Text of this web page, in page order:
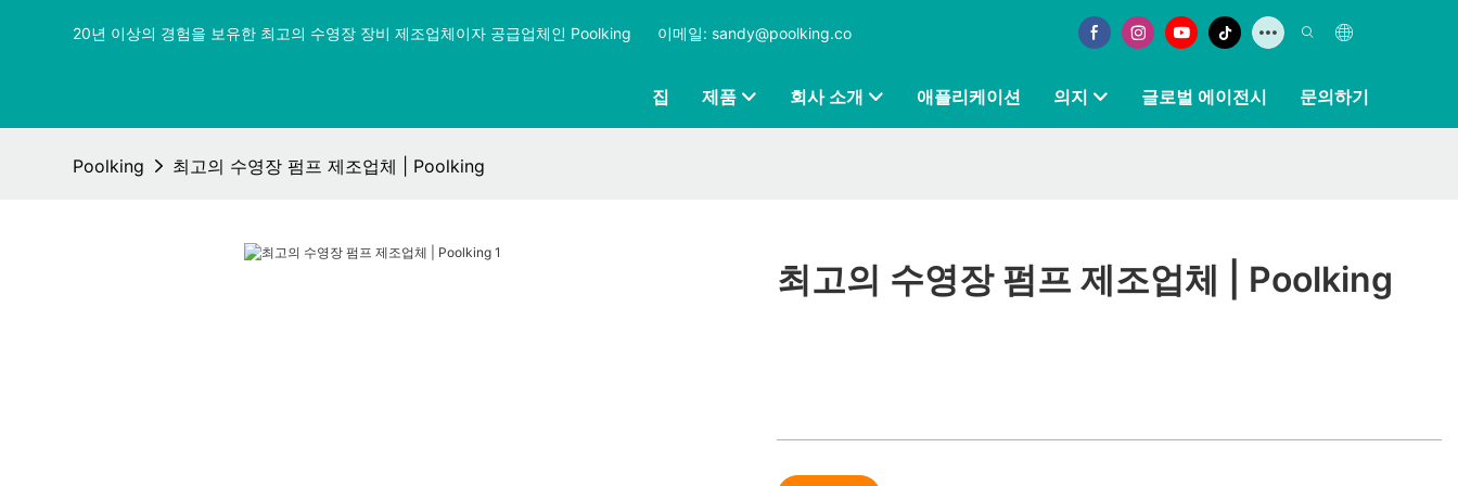
20년 이상의 경험을 보유한 최고의 수영장 장비 제조업체이자 공급업체인 Poolking 이메일: sandy@poolking.co
집 제품 회사 소개 애플리케이션 의지 글로벌 에이전시 문의하기
Poolking 최고의 수영장 펌프 제조업체 | Poolking
최고의 수영장 펌프 제조업체 | Poolking